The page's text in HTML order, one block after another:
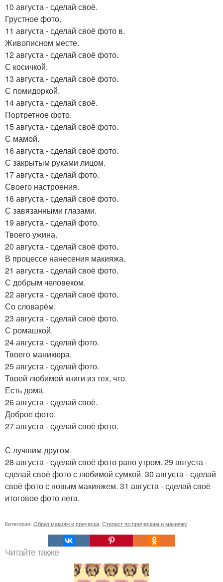
10 августа - сделай своё.
Грустное фото.
11 августа - сделай своё фото в.
Живописном месте.
12 августа - сделай своё фото.
С косичкой.
13 августа - сделай своё фото.
С помидоркой.
14 августа - сделай своё.
Портретное фото.
15 августа - сделай своё фото.
С мамой.
16 августа - сделай своё фото.
С закрытым руками лицом.
17 августа - сделай фото.
Своего настроения.
18 августа - сделай своё фото.
С завязанными глазами.
19 августа - сделай фото.
Твоего ужина.
20 августа - сделай своё фото.
В процессе нанесения макияжа.
21 августа - сделай своё фото.
С добрым человеком.
22 августа - сделай своё фото.
Со словарём.
23 августа - сделай своё фото.
С ромашкой.
24 августа - сделай фото.
Твоего маникюра.
25 августа - сделай фото.
Твоей любимой книги из тех, что.
Есть дома.
26 августа - сделай своё.
Доброе фото.
27 августа - сделай своё фото.
С лучшим другом.
28 августа - сделай своё фото рано утром. 29 августа -
сделай своё фото с любимой сумкой. 30 августа - сделай
своё фото с новым макияжем. 31 августа - сделай своё
итоговое фото лета.
Категории: Образ макияж и прическа Стилист по прическам и макияжу
Читайте также